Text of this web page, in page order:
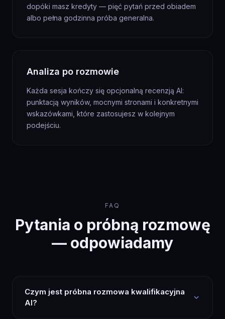
dopóki masz kredyty — pięć pytań przed obiadem
albo pełna godzinna próba generalna.
Analiza po rozmowie
Każda sesja kończy się opcjonalną recenzją AI:
punktacją wyników, mocnymi stronami i konkretnymi
wskazówkami, które zastosujesz w kolejnym
podejściu.
FAQ
Pytania o próbną rozmowę
— odpowiadamy
Czym jest próbna rozmowa kwalifikacyjna
AI?